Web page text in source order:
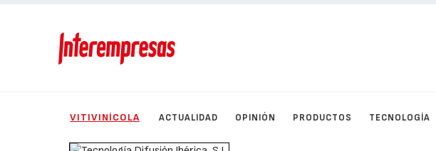
VITIVINÍCOLA ACTUALIDAD OPINIÓN PRODUCTOS TECNOLOGÍA